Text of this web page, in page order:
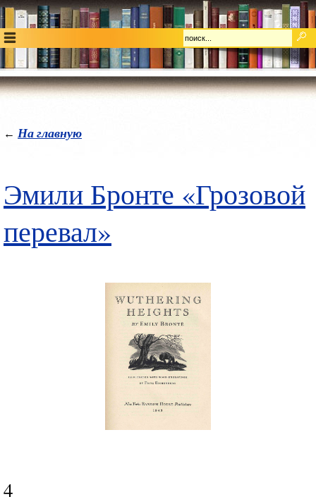
← На главную
Эмили Бронте «Грозовой
перевал»
4